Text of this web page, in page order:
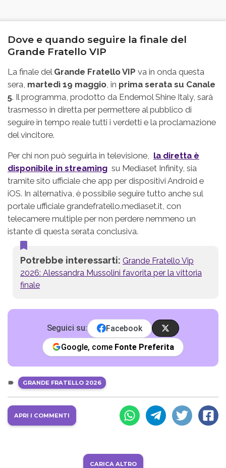
Dove e quando seguire la finale del
Grande Fratello VIP
La finale del Grande Fratello VIP va in onda questa
sera, martedì 19 maggio , in prima serata su Canale
5. Il programma, prodotto da Endemol Shine Italy, sarà
trasmesso in diretta per permettere al pubblico di
seguire in tempo reale tutti i verdetti e la proclamazione
del vincitore.
Per chi non può seguirla in televisione,
la diretta è
disponibile in streaming su Mediaset Infinity, sia
tramite sito ufficiale che app per dispositivi Android e
iOS. In alternativa, è possibile seguire tutto anche sul
portale ufficiale grandefratello.mediaset.it, con
telecamere multiple per non perdere nemmeno un
istante di questa serata conclusiva.
Potrebbe interessarti: Grande Fratello Vip
2026: Alessandra Mussolini favorita per la vittoria
finale
Seguici su:
Facebook
Google, come Fonte Preferita
GRANDE FRATELLO 2026
APRI I COMMENTI
CARICA ALTRO